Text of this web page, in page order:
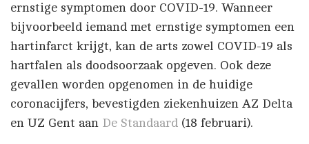
ernstige symptomen door COVID-19. Wanneer
bijvoorbeeld iemand met ernstige symptomen een
hartinfarct krijgt, kan de arts zowel COVID-19 als
hartfalen als doodsoorzaak opgeven. Ook deze
gevallen worden opgenomen in de huidige
coronacijfers, bevestigden ziekenhuizen AZ Delta
en UZ Gent aan De Standaard (18 februari).